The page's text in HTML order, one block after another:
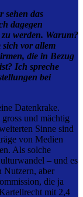
sehen das
dagegen
werden. Warum?
sich vor allem
die in Bezug
Ich spreche
bei
Datenkrake.
und mächtig
Sinne sind
von Medien
Als solche
– und es
Nutzern, aber
die ja
mit 2,4